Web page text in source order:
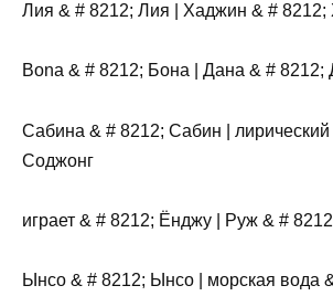
Лия & # 8212; Лия | Хаджин & # 8212;
Bona & # 8212; Бона | Дана & # 8212;
Сабина & # 8212; Сабин | лирический
Соджонг
играет & # 8212; Ёнджу | Руж & #
Ынсо & # 8212; Ынсо | морская вода